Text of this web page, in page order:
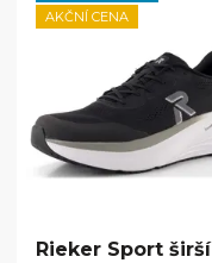
AKČNÍ CENA
Rieker Sport širší